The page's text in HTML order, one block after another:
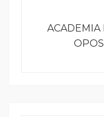
ACADEMIA